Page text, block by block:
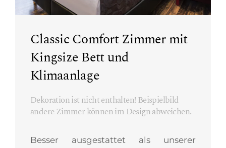
Classic Comfort Zimmer mit
Kingsize Bett und
Klimaanlage
Dekoration ist nicht enthalten! Beispielbild
andere Zimmer können im Design abweichen.
Besser ausgestattet als unserer